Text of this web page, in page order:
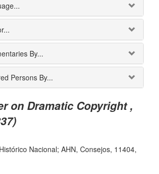
By...
Persons By...
on Dramatic Copyright ,
Nacional; AHN, Consejos, 11404,